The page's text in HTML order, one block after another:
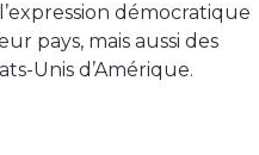
démocratique
pays, mais aussi des
Unis d’Amérique.